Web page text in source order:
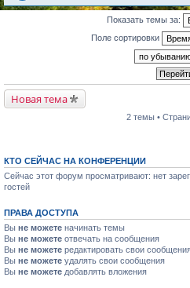
Показать темы за:
Поле сортировки
Новая тема
2 темы •
КТО СЕЙЧАС НА КОНФЕРЕНЦИИ
Сейчас этот форум просматривают: нет
гостей
ПРАВА ДОСТУПА
Вы не можете начинать темы
Вы не можете отвечать на сообщения
Вы не можете редактировать свои
Вы не можете удалять свои сообщения
Вы не можете добавлять вложения